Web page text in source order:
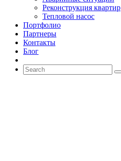
Реконструкция квартир
Тепловой насос
Портфолио
Партнеры
Контакты
Блог